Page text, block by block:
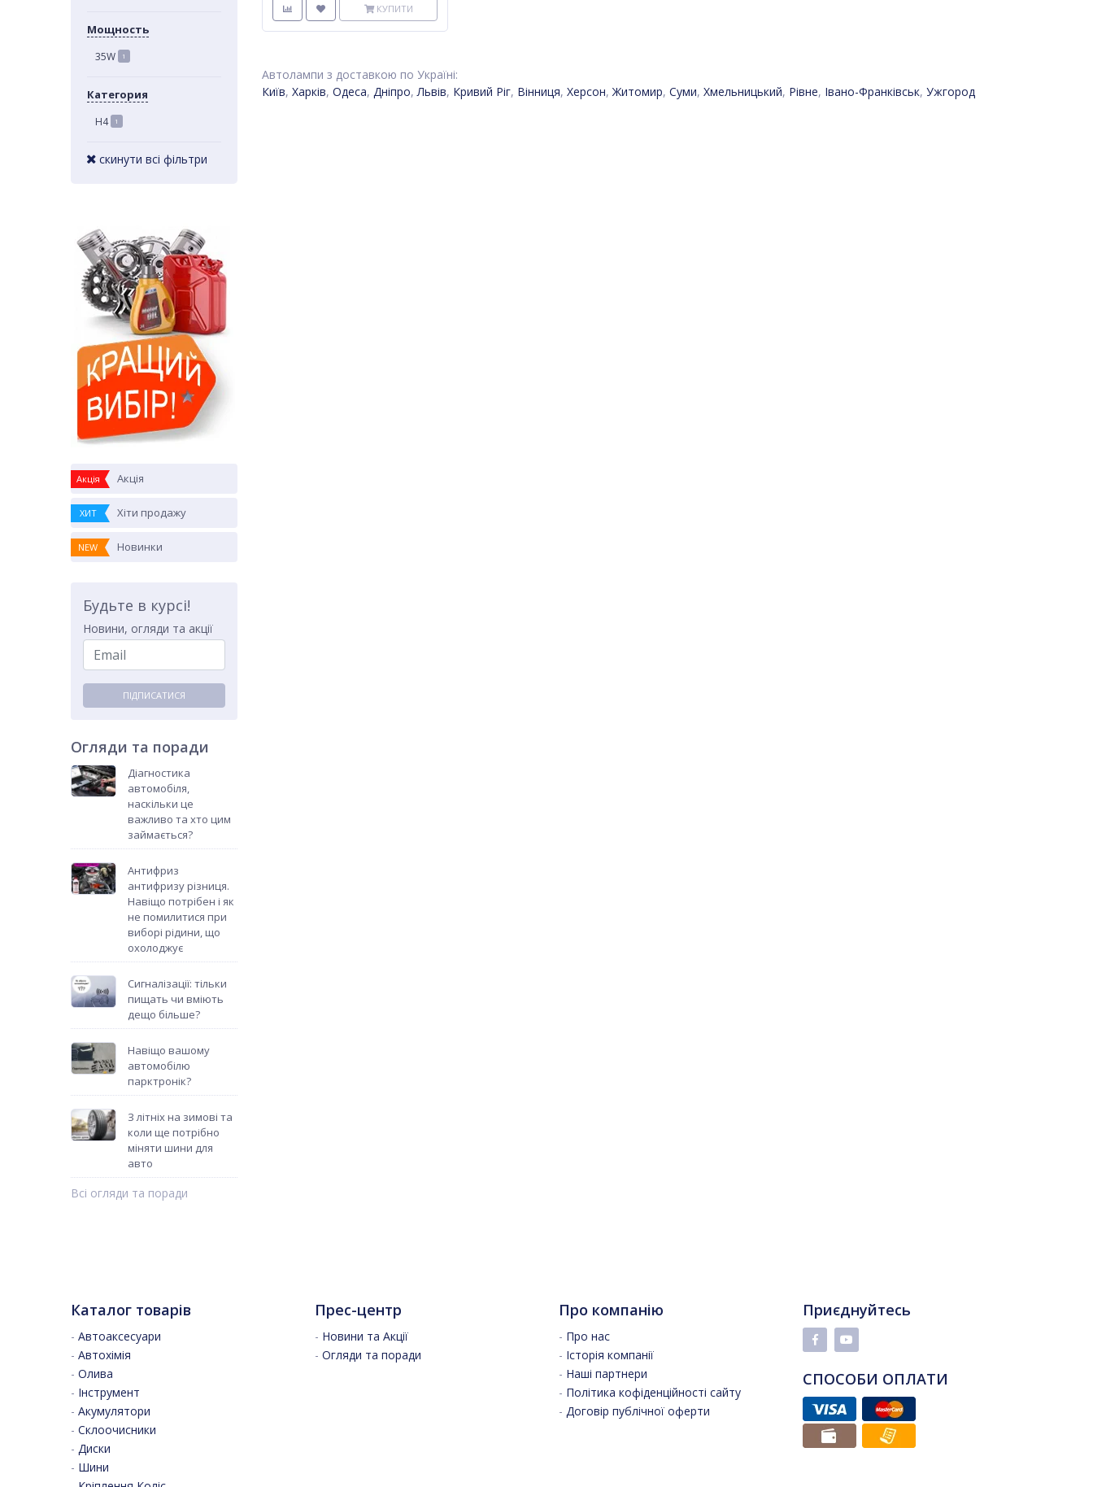
Мощность
35W 1
Категория
H4 1
скинути всі фільтри
Акція Акція
ХИТ Хіти продажу
NEW Новинки
Будьте в курсі!
Новини, огляди та акції
ПІДПИСАТИСЯ
Огляди та поради
Діагностика
автомобіля,
наскільки це
важливо та хто цим
займається?
Антифриз
антифризу різниця.
Навіщо потрібен і як
не помилитися при
виборі рідини, що
охолоджує
Сигналізації: тільки
пищать чи вміють
дещо більше?
Навіщо вашому
автомобілю
парктронік?
З літніх на зимові та
коли ще потрібно
міняти шини для
авто
Всі огляди та поради
КУПИТИ
Автолампи з доставкою по Україні:
Київ, Харків, Одеса, Дніпро,Львів, Кривий Ріг, Вінниця, Херсон,Житомир, Суми, Хмельницький, Рівне, Івано-Франківськ, Ужгород
Каталог товарів
- Автоаксесуари
- Автохімія
- Олива
- Інструмент
- Акумулятори
- Склоочисники
- Диски
- Шини
Прес-центр
- Новини та Акції
- Огляди та поради
Про компанію
- Про нас
- Історія компанії
- Наші партнери
- Політика кофіденційності сайту
- Договір публічної оферти
Приєднуйтесь
СПОСОБИ ОПЛАТИ